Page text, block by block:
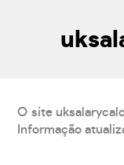
O site
Informação